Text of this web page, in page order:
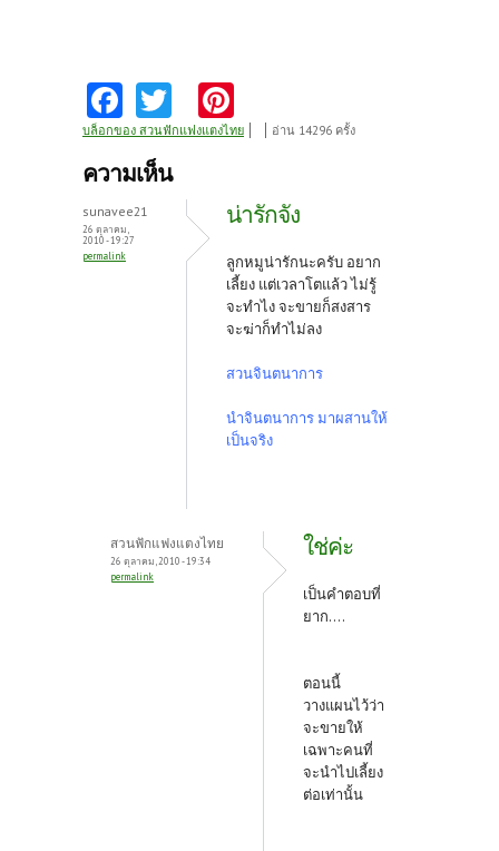
Fa
ce
b
o
o
k
w
itt
er
nt
es
t
บล็อกของ สวนฟักแฟงแตงไทย อ่าน 14296 ครั้ง
ความเห็น
sunavee21
26 ตุลาคม,
2010 - 19:27
permalink
น่ารักจัง
ลูกหมูน่ารักนะครับ อยาก
เลี้ยง แต่เวลาโตแล้ว ไม่รู้
จะทำไง จะขายก็สงสาร
จะฆ่าก็ทำไม่ลง
สวนจินตนาการ
นำจินตนาการ มาผสานให้
เป็นจริง
สวนฟักแฟงแตงไทย
26 ตุลาคม, 2010 - 19:34
permalink
ใช่ค่ะ
เป็นคำตอบที่
ยาก....
ตอนนี้
วางแผนไว้ว่า
จะขายให้
เฉพาะคนที่
จะนำไปเลี้ยง
ต่อเท่านั้น